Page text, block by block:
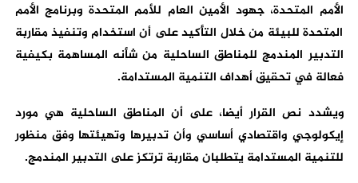
الأمم المتحدة، جهود الأمين العام للأمم المتحدة وبرنامج الأمم
المتحدة للبيئة من خلال التأكيد على أن استخدام وتنفيذ مقاربة
التدبير المندمج للمناطق الساحلية من شأنه المساهمة بكيفية
فعالة في تحقيق أهداف التنمية المستدامة.
ويشدد نص القرار أيضا، على أن المناطق الساحلية هي مورد
إيكولوجي واقتصادي أساسي وأن تدبيرها وتهيئتها وفق منظور
للتنمية المستدامة يتطلبان مقاربة ترتكز على التدبير المندمج.